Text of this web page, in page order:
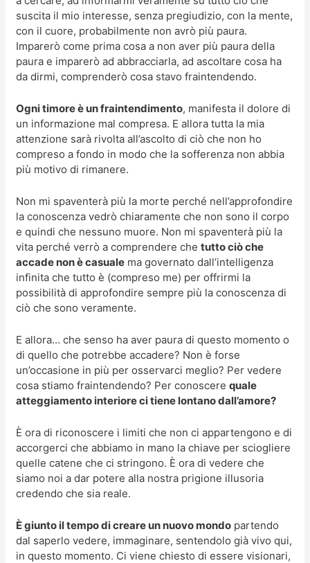
suscita il mio interesse, senza pregiudizio, con la mente,
con il cuore, probabilmente non avrò più paura.
Imparerò come prima cosa a non aver più paura della
paura e imparerò ad abbracciarla, ad ascoltare cosa ha
da dirmi, comprenderò cosa stavo fraintendendo.
Ogni timore è un fraintendimento, manifesta il dolore di
un informazione mal compresa. E allora tutta la mia
attenzione sarà rivolta all’ascolto di ciò che non ho
compreso a fondo in modo che la sofferenza non abbia
più motivo di rimanere.
Non mi spaventerà più la morte perché nell’approfondire
la conoscenza vedrò chiaramente che non sono il corpo
e quindi che nessuno muore. Non mi spaventerà più la
vita perché verrò a comprendere chetutto ciò che
accade non è casuale ma governato dall’intelligenza
infinita che tutto è (compreso me) per offrirmi la
possibilità di approfondire sempre più la conoscenza di
ciò che sono veramente.
E allora… che senso ha aver paura di questo momento o
di quello che potrebbe accadere? Non è forse
un’occasione in più per osservarci meglio? Per vedere
cosa stiamo fraintendendo? Per conoscerequale
atteggiamento interiore ci tiene lontano dall’amore?
È ora di riconoscere i limiti che non ci appartengono e di
accorgerci che abbiamo in mano la chiave per sciogliere
quelle catene che ci stringono. È ora di vedere che
siamo noi a dar potere alla nostra prigione illusoria
credendo che sia reale.
È giunto il tempo di creare un nuovo mondo partendo
dal saperlo vedere, immaginare, sentendolo già vivo qui,
in questo momento. Ci viene chiesto di essere visionari,